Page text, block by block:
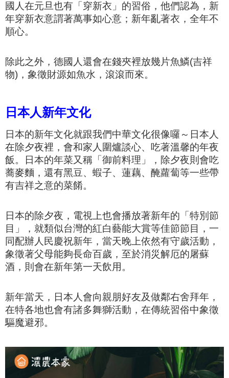
國人在元旦也有「穿新衣」的習俗，他們認為，新
年穿新衣意謂著萬事如心意；新年亂著衣，全年不
順心。
除此之外，德國人還會在錢夾裡放幾片魚鱗(吉祥
物)，象徵財源如魚水，滾滾而來。
日本人新年文化
日本的新年文化就跟我們中華文化很像囉～ 日本人
在除夕夜裡，會和家人圍爐談心、吃著溫馨的年夜
飯。
日本的年菜又稱「御前料理」，除夕夜則會吃
蕎麥麵，還有黑豆、蝦子、蓮藕、醃蘿蔔等一些帶
有吉祥之意的菜餚。
日本的除夕夜， 電視上也會播放著新年的「特別節
目」，就類似台灣的紅白藝能大賞等佳節節目，一
同配辦人民慶祝新年， 當天晚上依然有守歲活動，
象徵著父母能夠長命百歲， 至於消災解厄的屠蘇
酒，則會在新年第一天飲用。
新年當天，日本人會向親朋好友及做鄰右舍拜年，
在特各地也會有諸多舞獅活動，在傳統習俗中象徵
驅魔避邪。